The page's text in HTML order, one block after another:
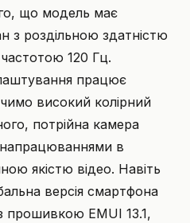
що модель має
з роздільною здатністю
частотою 120 Гц.
працює
високий колірний
потрійна камера
напрацюваннями в
якістю відео. Навіть
версія смартфона
прошивкою EMUI 13.1,